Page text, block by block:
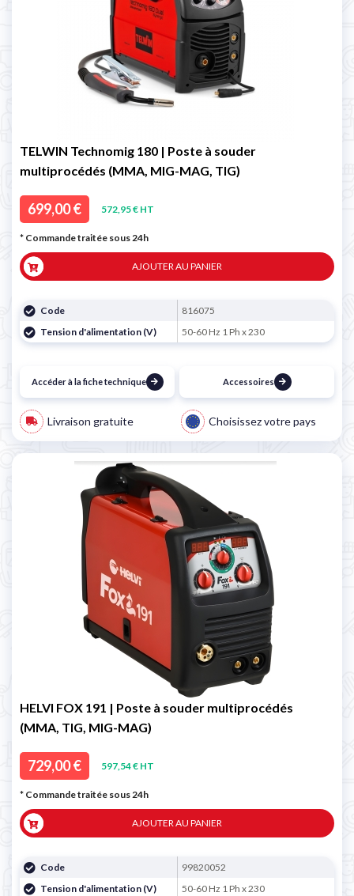
TELWIN Technomig 180 | Poste à souder
multiprocédés (MMA, MIG-MAG, TIG)
699,00 € 572,95 € HT
* Commande traitée sous 24h
AJOUTER AU PANIER
Code
816075
Tension d'alimentation (V)
50-60 Hz 1 Ph x 230
Accéder à la fiche technique Accessoires
Livraison gratuite Choisissez votre pays
HELVI FOX 191 | Poste à souder multiprocédés
(MMA, TIG, MIG-MAG)
729,00 € 597,54 € HT
* Commande traitée sous 24h
AJOUTER AU PANIER
Code
99820052
Tension d'alimentation (V)
50-60 Hz 1 Ph x 230